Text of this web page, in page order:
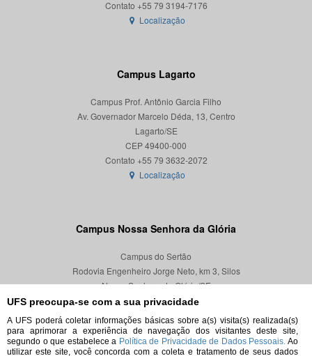
UFS preocupa-se com a sua privacidade
A UFS poderá coletar informações básicas sobre a(s) visita(s) realizada(s)
para aprimorar a experiência de navegação dos visitantes deste site,
segundo o que estabelece a Política de Privacidade de Dados Pessoais. Ao
utilizar este site, você concorda com a coleta e tratamento de seus dados
Localização
Campus Lagarto
Campus Prof. Antônio Garcia Filho
Av. Governador Marcelo Déda, 13, Centro
Lagarto/SE
CEP 49400-000
Localização
Campus Nossa Senhora da Glória
Campus do Sertão
Rodovia Engenheiro Jorge Neto, km 3, Silos
Nossa Senhora da Glória/SE
CEP 49680-000
Localização